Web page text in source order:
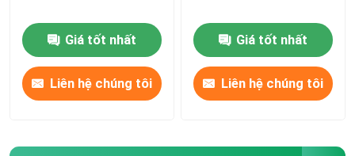
Giá tốt nhất
Liên hệ chúng tôi
Giá tốt nhất
Liên hệ chúng tôi